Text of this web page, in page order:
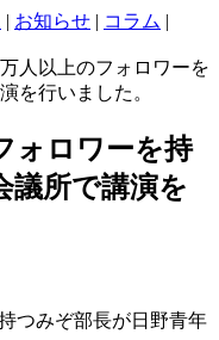
| お知らせ | コラム |
人以上のフォロワーを
を行いました。
ォロワーを持
議所で講演を
つみぞ部長が日野青年